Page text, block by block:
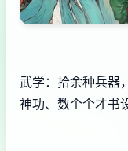
武学：拾余种兵器
神功、数个个才书